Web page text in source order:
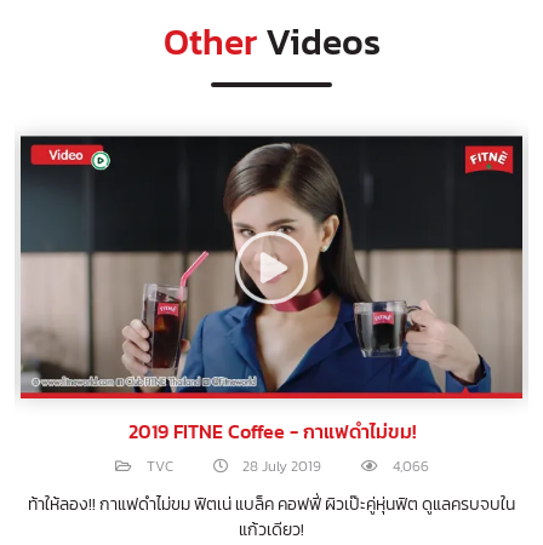
OtherVideos
2019 FITNE Coffee - กาแฟดำไม่ขม!
TVC 28 July 2019 4,066
ท้าให้ลอง!! กาแฟดำไม่ขม ฟิตเน่ แบล็ค คอฟฟี่ ผิวเป๊ะคู่หุ่นฟิต ดูแลครบจบใน
แก้วเดียว!